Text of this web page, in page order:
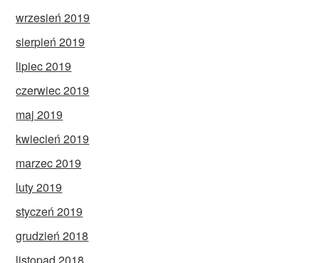
wrzesień 2019
sierpień 2019
lipiec 2019
czerwiec 2019
maj 2019
kwiecień 2019
marzec 2019
luty 2019
styczeń 2019
grudzień 2018
listopad 2018